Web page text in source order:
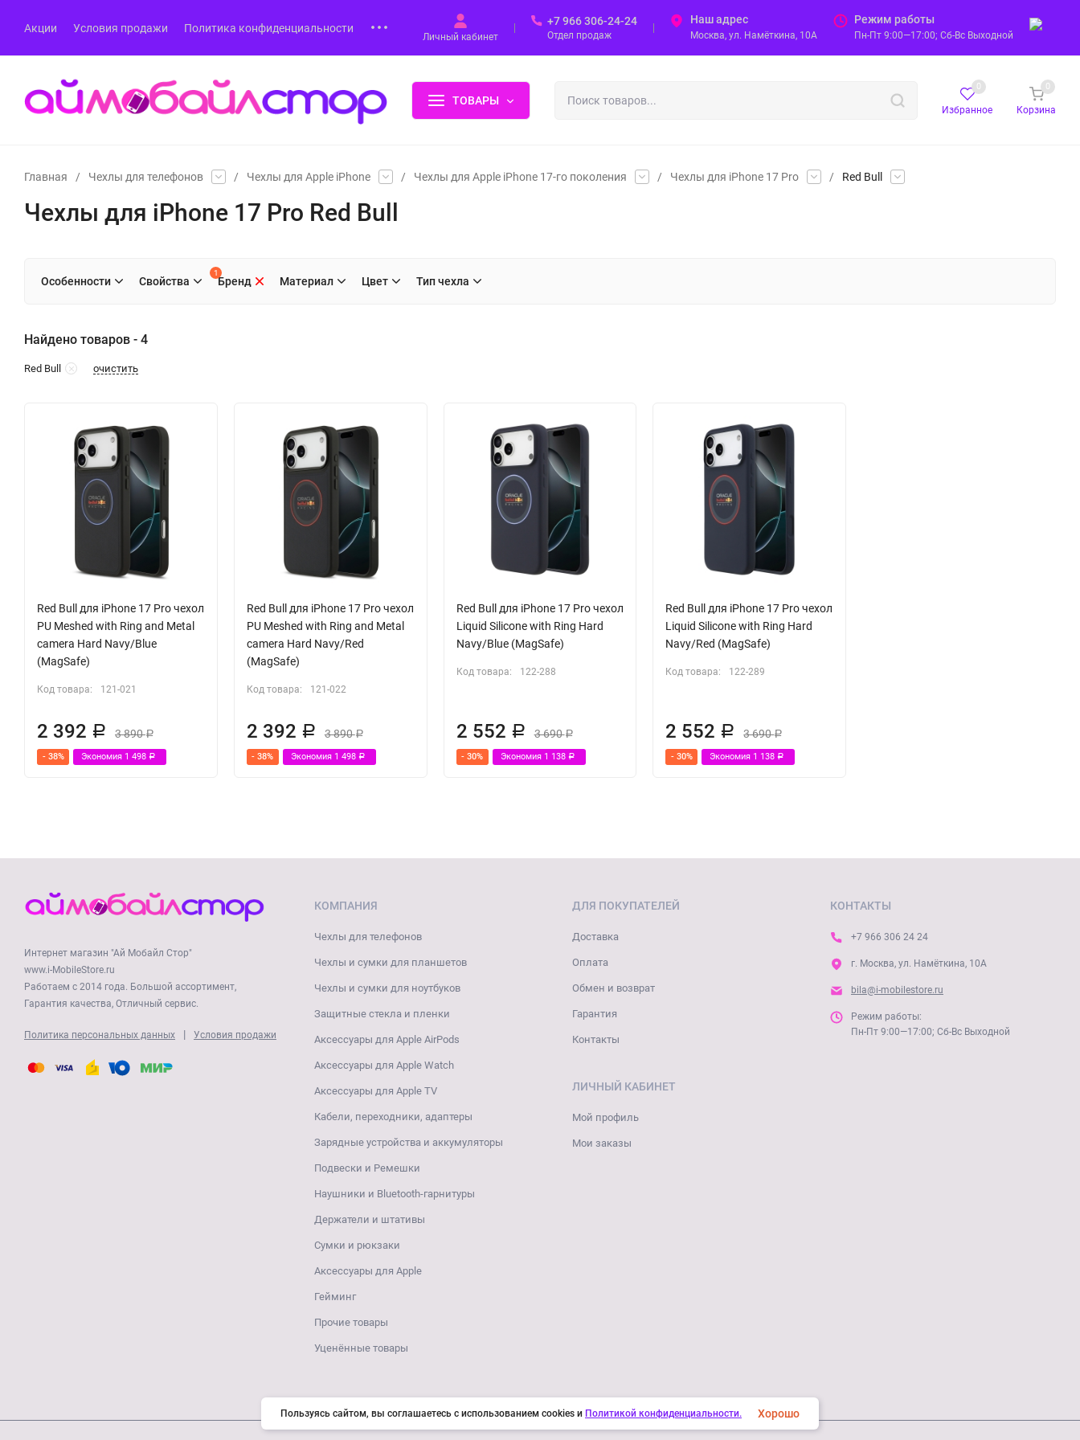
Акции Условия продажи Политика конфиденциальности
Личный кабинет
+7 966 306-24-24
Отдел продаж
Наш адрес
Москва, ул. Намёткина, 10А
Режим работы
Пн-Пт 9:00—17:00; Сб-Вс Выходной
ТОВАРЫ
Избранное
0
Корзина
0
Главная / Чехлы для телефонов / Чехлы для Apple iPhone / Чехлы для Apple iPhone 17-го поколения / Чехлы для iPhone 17 Pro / Red Bull
Чехлы для iPhone 17 Pro Red Bull
Особенности Свойства Бренд
1
Материал Цвет Тип чехла
Найдено товаров - 4
Red Bull очистить
Red Bull для iPhone 17 Pro чехол
PU Meshed with Ring and Metal
camera Hard Navy/Blue
(MagSafe)
Код товара: 121-021
2 392 Р 3 890Р
- 38% Экономия 1 498 Р
Red Bull для iPhone 17 Pro чехол
PU Meshed with Ring and Metal
camera Hard Navy/Red
(MagSafe)
Код товара: 121-022
2 392 Р 3 890Р
- 38% Экономия 1 498 Р
Red Bull для iPhone 17 Pro чехол
Liquid Silicone with Ring Hard
Navy/Blue (MagSafe)
Код товара: 122-288
2 552 Р 3 690Р
- 30% Экономия 1 138 Р
Red Bull для iPhone 17 Pro чехол
Liquid Silicone with Ring Hard
Navy/Red (MagSafe)
Код товара: 122-289
2 552 Р 3 690Р
- 30% Экономия 1 138Р
Интернет магазин "Ай Мобайл Стор"
www.i-MobileStore.ru
Работаем с 2014 года. Большой ассортимент,
Гарантия качества, Отличный сервис.
Политика персональных данных | Условия продажи
КОМПАНИЯ
Чехлы для телефонов
Чехлы и сумки для планшетов
Чехлы и сумки для ноутбуков
Защитные стекла и пленки
Аксессуары для Apple AirPods
Аксессуары для Apple Watch
Аксессуары для Apple TV
Кабели, переходники, адаптеры
Зарядные устройства и аккумуляторы
Подвески и Ремешки
Наушники и Bluetooth-гарнитуры
Держатели и штативы
Сумки и рюкзаки
Аксессуары для Apple
Гейминг
Прочие товары
Уценённые товары
ДЛЯ ПОКУПАТЕЛЕЙ
Доставка
Оплата
Обмен и возврат
Гарантия
Контакты
ЛИЧНЫЙ КАБИНЕТ
Мой профиль
Мои заказы
КОНТАКТЫ
+7 966 306 24 24
г. Москва, ул. Намёткина, 10А
bila@i-mobilestore.ru
Режим работы:
Пн-Пт 9:00—17:00; Сб-Вс Выходной
Пользуясь сайтом, вы соглашаетесь с использованием cookies и Политикой конфиденциальности. Хорошо